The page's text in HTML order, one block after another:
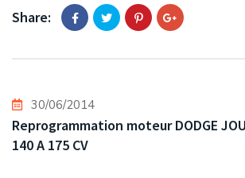
Share:
30/06/2014
Reprogrammation moteur DODGE
140 A 175 CV